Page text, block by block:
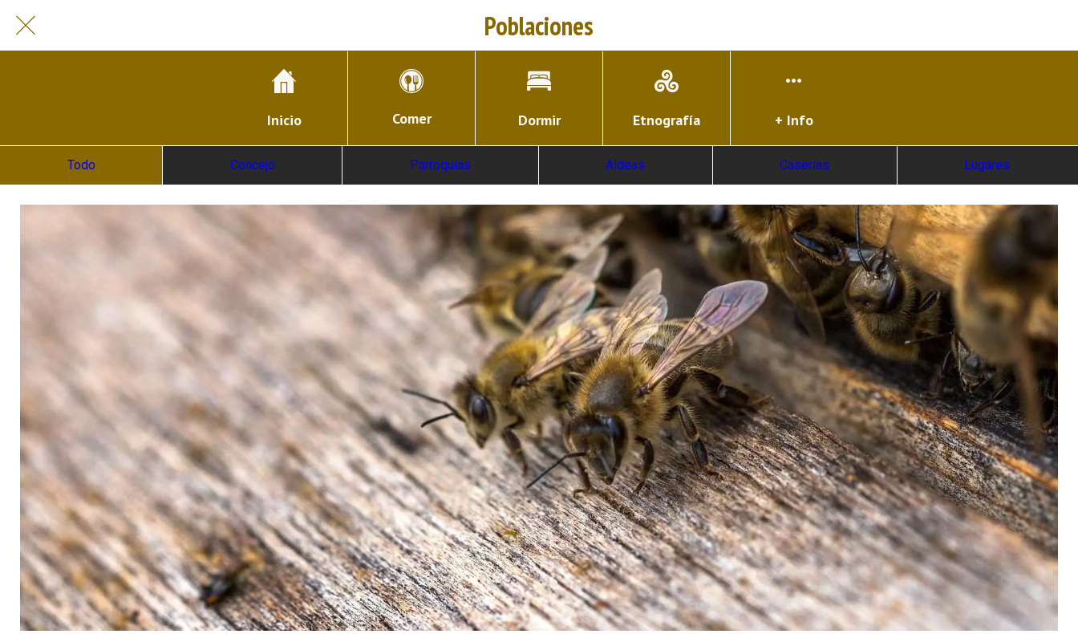
Poblaciones
Inicio Comer Dormir Etnografía + Info
Todo Concejo Parroquias Aldeas Caserías Lugares